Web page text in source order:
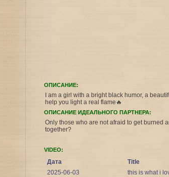
ОПИСАНИЕ:
I am a girl with a bright black humor, a
help you light a real flame🔥
ОПИСАНИЕ ИДЕАЛЬНОГО ПАРТНЕРА:
Only those who are not afraid to get burned
together?
VIDEO:
Дата Title
2025-06-03
this is what i